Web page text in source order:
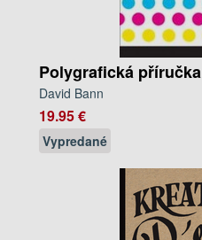
Polygrafická příručka
David Bann
19.95 €
Vypredané